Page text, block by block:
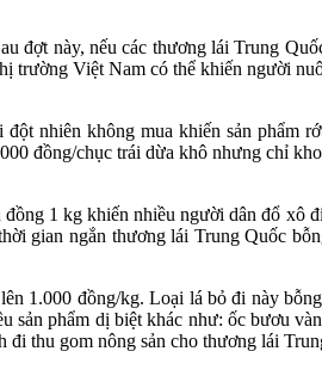
đợt này, nếu các thương lái Trung
trường Việt Nam có thể khiến người
nhiên không mua khiến sản phẩm
đồng/chục trái dừa khô nhưng chỉ
1 kg khiến nhiều người dân đổ xô
gian ngắn thương lái Trung Quốc
1.000 đồng/kg. Loại lá bỏ đi này
sản phẩm dị biệt khác như: ốc bươu
thu gom nông sản cho thương lái